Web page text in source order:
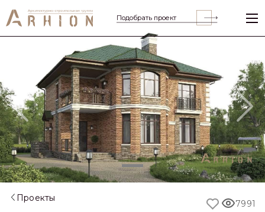
Подобрать проект
Previous
Проекты
7991